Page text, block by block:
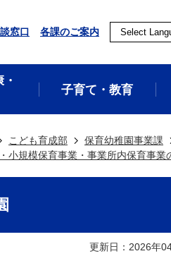
窓口 各課のご案内
子育て・教育
こども育成部 保育幼稚園事業課
小規模保育事業・事業所内保育事業
更新日：2026年